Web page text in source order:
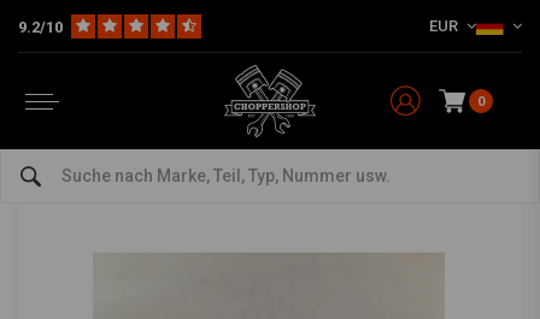
9.2/10 EUR
0
Teile & Zubehör Pedale & Zubehör
Steel Shiftlink Halterung / Halterung Typ 2